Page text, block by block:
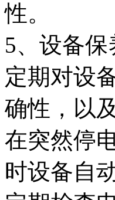
性。
5、设备保
定期对设
确性，以
在突然停
时设备自